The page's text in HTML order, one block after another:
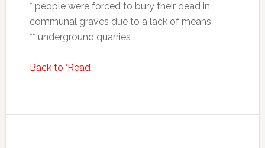
* people were forced to bury their dead in
communal graves due to a lack of means
** underground quarries
Back to ‘Read’